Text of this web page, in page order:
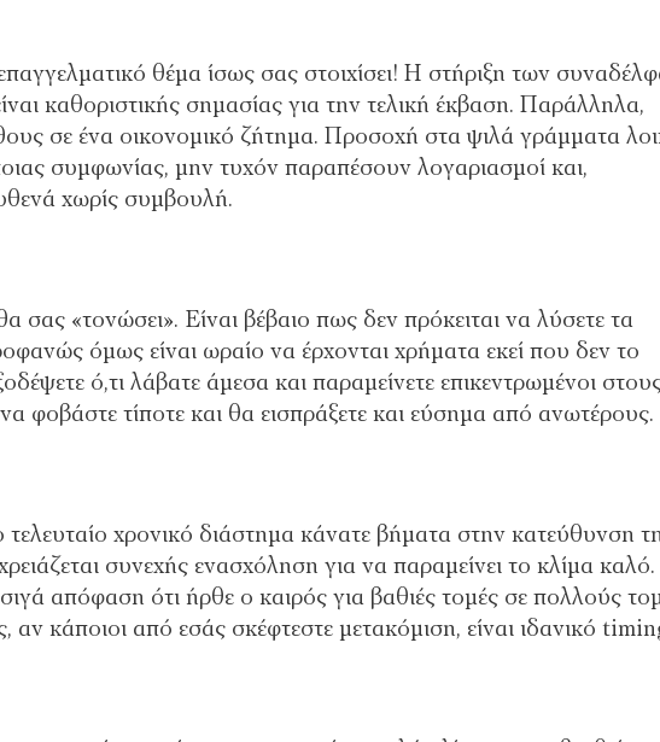
θέμα ίσως σας στοιχίσει! Η στήριξη των
καθοριστικής σημασίας για την τελική έκβαση. Παράλληλα,
σε ένα οικονομικό ζήτημα. Προσοχή στα ψιλά γράμματα
συμφωνίας, μην τυχόν παραπέσουν λογαριασμοί και,
χωρίς συμβουλή.
σας «τονώσει». Είναι βέβαιο πως δεν πρόκειται να λύσετε τα
όμως είναι ωραίο να έρχονται χρήματα εκεί που δεν το
ό,τι λάβατε άμεσα και παραμείνετε επικεντρωμένοι
φοβάστε τίποτε και θα εισπράξετε και εύσημα από ανωτέρους.
τελευταίο χρονικό διάστημα κάνατε βήματα στην κατεύθυνση
συνεχής ενασχόληση για να παραμείνει το κλίμα καλό.
απόφαση ότι ήρθε ο καιρός για βαθιές τομές σε πολλούς
αν κάποιοι από εσάς σκέφτεστε μετακόμιση, είναι ιδανικό